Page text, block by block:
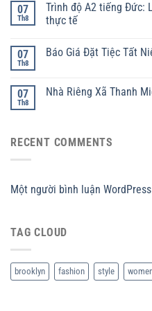
07
Th8
Trình độ A2 tiếng Đức:
thực tế
07
Th8
Báo Giá Đặt Tiệc Tất
07
Th8
Nhà Riêng Xã Thanh
RECENT COMMENTS
Một người bình luận WordPress
TAG CLOUD
brooklyn fashion style